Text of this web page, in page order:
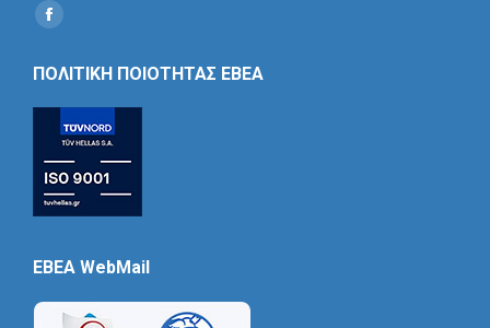
Find us on:
Social
ΠΟΛΙΤΙΚΗ ΠΟΙΟΤΗΤΑΣ ΕΒΕΑ
EBEA WebMail